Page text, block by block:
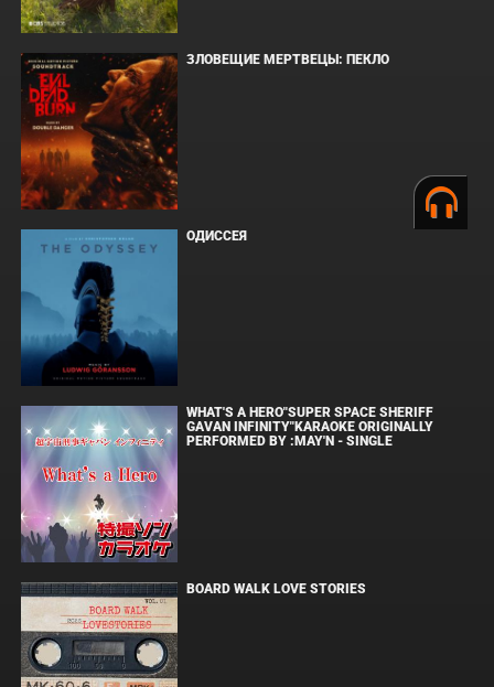
ЗЛОВЕЩИЕ МЕРТВЕЦЫ: ПЕКЛО
ОДИССЕЯ
WHAT'S A HERO"SUPER SPACE SHERIFF
GAVAN INFINITY"KARAOKE ORIGINALLY
PERFORMED BY :MAY'N - SINGLE
BOARD WALK LOVE STORIES